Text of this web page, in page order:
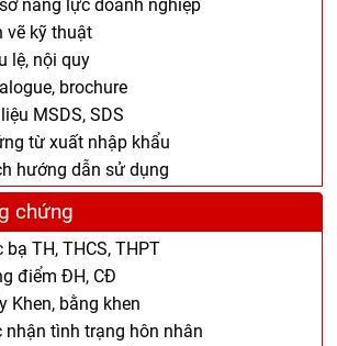
năng lực doanh nghiệp
vẽ kỹ thuật
lệ, nội quy
brochure
MSDS, SDS
từ xuất nhập khẩu
hướng dẫn sử dụng
chứng
TH, THCS, THPT
điểm ĐH, CĐ
Khen, bằng khen
nhận tình trạng hôn nhân